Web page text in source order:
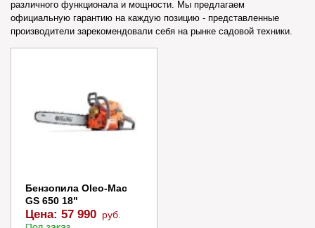
различного функционала и мощности. Мы предлагаем
официальную гарантию на каждую позицию - представленные
производители зарекомендовали себя на рынке садовой техники.
Бензопила Oleo-Mac
GS 650 18"
Цена: 57 990 руб.